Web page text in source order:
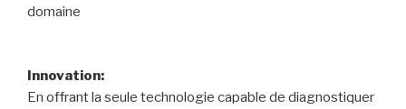
domaine
Innovation:
En offrant la seule technologie capable de diagnostiquer